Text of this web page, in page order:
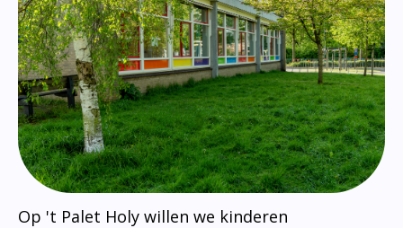
Op 't Palet Holy willen we kinderen